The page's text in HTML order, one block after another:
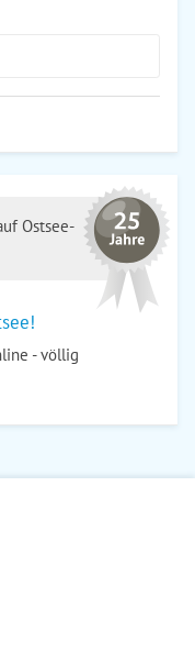
Ostsee-
- völlig